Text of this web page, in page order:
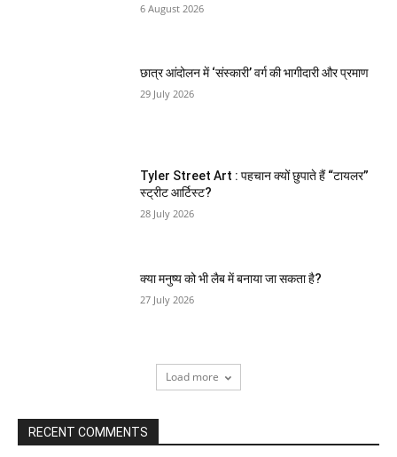
6 August 2026
छात्र आंदोलन में ‘संस्कारी’ वर्ग की भागीदारी और प्रमाण
29 July 2026
Tyler Street Art : पहचान क्यों छुपाते हैं “टायलर”
स्ट्रीट आर्टिस्ट?
28 July 2026
क्या मनुष्य को भी लैब में बनाया जा सकता है?
27 July 2026
Load more
RECENT COMMENTS